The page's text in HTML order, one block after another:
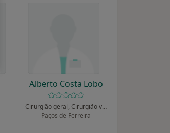
Alberto Costa Lobo
Cirurgião geral, Cirurgião vascular
Paços de Ferreira